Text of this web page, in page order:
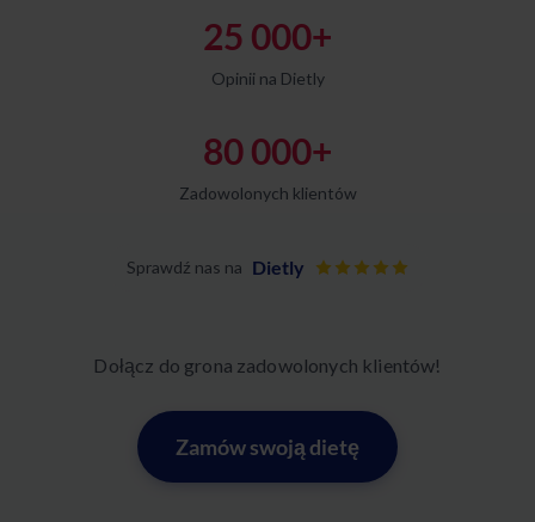
25 000+
Opinii na Dietly
80 000+
Zadowolonych klientów
Sprawdź nas na Dietly
Dołącz do grona zadowolonych klientów!
Zamów swoją dietę